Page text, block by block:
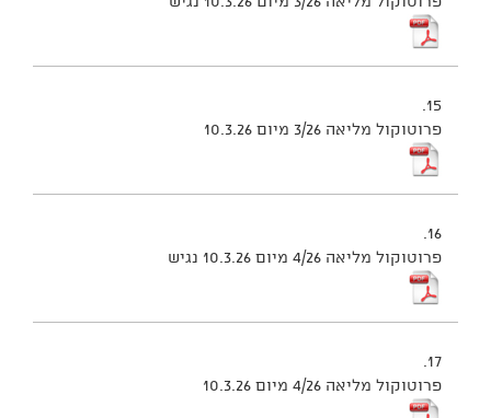
15.
פרוטוקול מליאה 3/26 מיום 10.3.26
16.
פרוטוקול מליאה 4/26 מיום 10.3.26 נגיש
17.
פרוטוקול מליאה 4/26 מיום 10.3.26